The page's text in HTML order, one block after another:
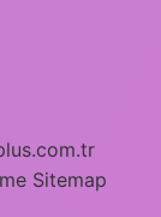
Sitemap